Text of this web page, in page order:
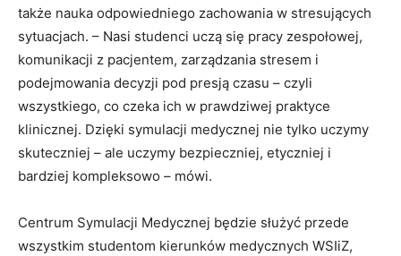
także nauka odpowiedniego zachowania w stresujących
sytuacjach. – Nasi studenci uczą się pracy zespołowej,
komunikacji z pacjentem, zarządzania stresem i
podejmowania decyzji pod presją czasu – czyli
wszystkiego, co czeka ich w prawdziwej praktyce
klinicznej. Dzięki symulacji medycznej nie tylko uczymy
skuteczniej – ale uczymy bezpieczniej, etyczniej i
bardziej kompleksowo – mówi.
Centrum Symulacji Medycznej będzie służyć przede
wszystkim studentom kierunków medycznych WSIiZ,